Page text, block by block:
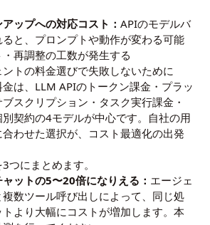
ップへの対応コスト：APIのモデルバ
と、プロンプトや動作が変わる可能
再調整の工数が発生する
トの料金選びで失敗しないために
は、LLM APIのトークン課金・プラッ
スクリプション・タスク実行課金・
契約の4モデルが中心です。自社の用
わせた選択が、コスト最適化の出発
つにまとめます。
ットの5〜20倍になりえる： エージェ
数ツール呼び出しによって、同じ処
より大幅にコストが増加します。本